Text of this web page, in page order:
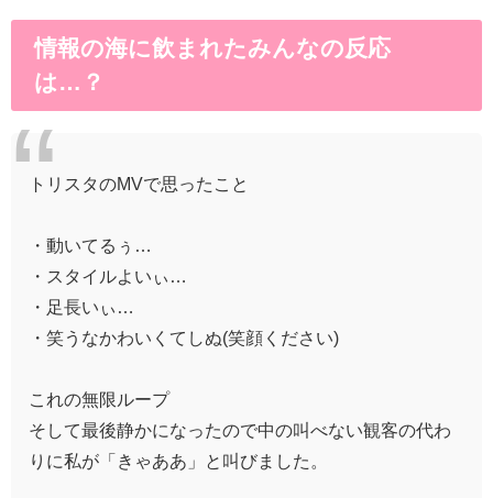
情報の海に飲まれたみんなの反応
は…？
トリスタのMVで思ったこと
・動いてるぅ…
・スタイルよいぃ…
・足長いぃ…
・笑うなかわいくてしぬ(笑顔ください)
これの無限ループ
そして最後静かになったので中の叫べない観客の代わ
りに私が「きゃああ」と叫びました。